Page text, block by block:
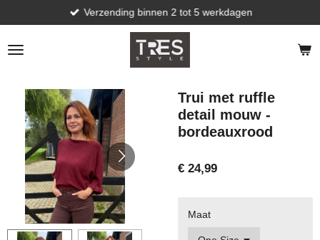
direct
naar
de
Verzending binnen 2 tot 5 werkdagen
Trui met ruffle
detail mouw -
bordeauxrood
€ 24,99
Maat